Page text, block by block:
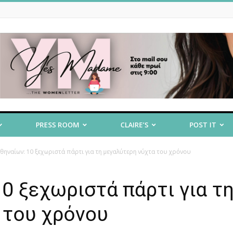
PRESS ROOM CLAIRE’S POST IT
10 ξεχωριστά πάρτι για τη μεγαλύτερη νύχτα του χρόνου
ξεχωριστά πάρτι για τη
χρόνου